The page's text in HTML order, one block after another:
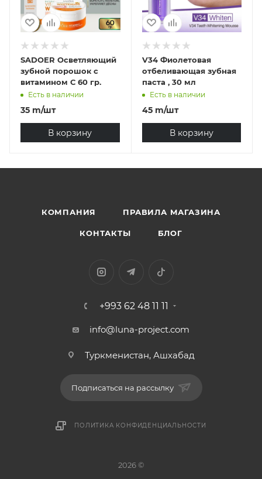
SADOER Осветляющий
зубной порошок с
витамином С 60 гр.
Есть в наличии
35 m/шт
В корзину
V34 Фиолетовая
отбеливающая зубная
паста , 30 мл
Есть в наличии
45m/шт
В корзину
КОМПАНИЯ ПРАВИЛА МАГАЗИНА
КОНТАКТЫ БЛОГ
+993 62 48 11 11
info@luna-project.com
Туркменистан, Ашхабад
Подписаться на рассылку
ПОЛИТИКА КОНФИДЕНЦИАЛЬНОСТИ
2026 ©